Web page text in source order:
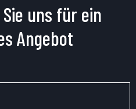
uns für ein
Angebot